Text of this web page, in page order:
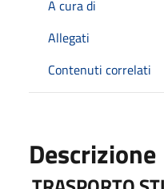
A cura di
Allegati
Contenuti correlati
Descrizione